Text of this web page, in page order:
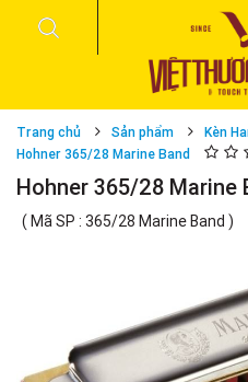
Trang chủ Sản phẩm
Kèn
Hohner 365/28 Marine Band
Hohner 365/28 Marine
( Mã SP : 365/28 Marine Band )